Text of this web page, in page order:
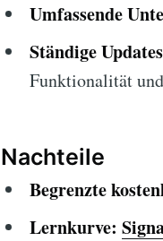
Umfassende
Ständige
Funktionalität
Nachteile
Begrenzte
Lernkurve: